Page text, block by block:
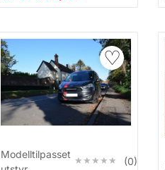
♡
Modelltilpasset ★★★★★
★★★★★ (0)